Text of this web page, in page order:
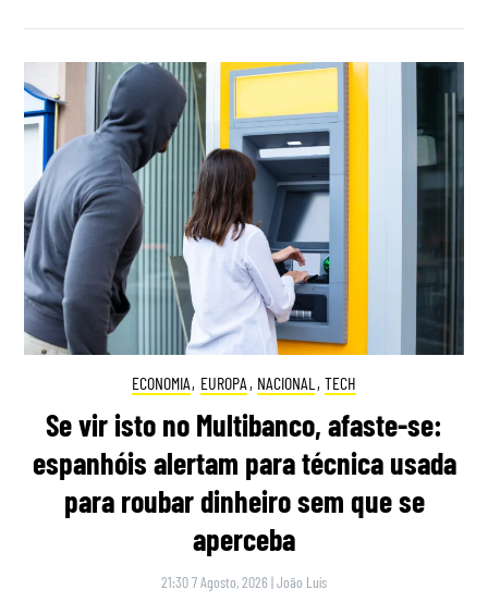
ECONOMIA, EUROPA , NACIONAL , TECH
Se vir isto no Multibanco, afaste-se:
espanhóis alertam para técnica usada
para roubar dinheiro sem que se
aperceba
21:30 7 Agosto, 2026 |João Luís